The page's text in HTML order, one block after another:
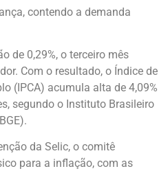
contendo a demanda
de 0,29%, o terceiro mês
Com o resultado, o Índice de
(IPCA) acumula alta de 4,09%
segundo o Instituto Brasileiro
da Selic, o comitê
para a inflação, com as